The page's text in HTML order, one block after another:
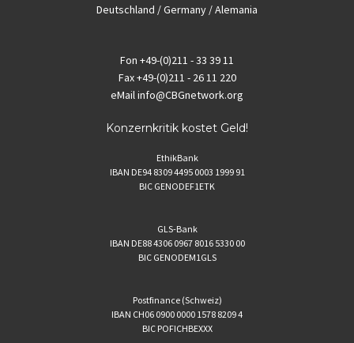
Deutschland / Germany / Alemania
Fon +49-(0)211 - 33 39 11
Fax+49-(0)211 - 26 11 220
eMailinfo@CBGnetwork.org
Konzernkritik kostet Geld!
EthikBank
IBAN DE94 8309 4495 0003 1999 91
BIC GENODEF1ETK
GLS-Bank
IBAN DE88 4306 0967 8016 5330 00
BIC GENODEM1GLS
Postfinance (Schweiz)
IBAN CH06 0900 0000 1578 8209 4
BIC POFICHBEXXX